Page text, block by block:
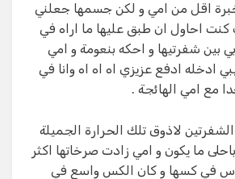
خبرة اقل من امي و لكن جسمها جعلني
احاول ان طبق عليها ما اراه في
بين شفرتيها و احكه بنعومة و امي
ادخله ادفع عزيزي اه اه اه وانا في
مع امي الهائجة .
لاذوق تلك الحرارة الجميلة
ما يكون و امي زادت صرخاتها اكثر
في كسها و كان الكس واسع في